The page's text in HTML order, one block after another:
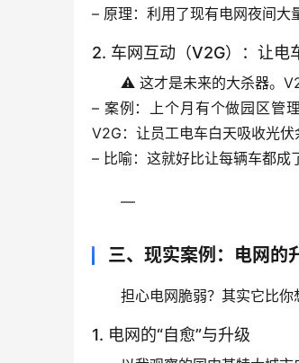
– 原理 ：利用了现有电网夜间大
2. 车网互动（V2G）：让电
⚠️ 这才是未来的大杀器。
– 案例 ：上个月有个做园区管
V2G：让员工电车白天吸收光
– 比喻：这就好比让每辆车都成
—
三、现实案例：电网的
担心电网脆弱？其实它比你
1. 电网的“自愈”与升级